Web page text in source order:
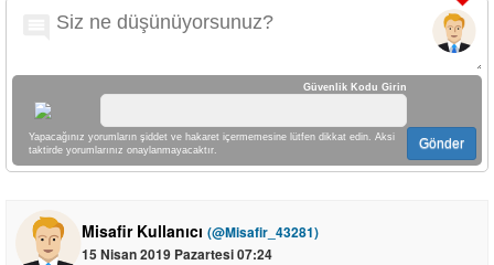
Güvenlik Kodu Girin
Yapacağınız yorumların şiddet ve hakaret içermemesine lütfen dikkat edin. Aksi
taktirde yorumlarınız onaylanmayacaktır.
Gönder
Misafir Kullanıcı (@Misafir_43281)
15 Nisan 2019 Pazartesi 07:24